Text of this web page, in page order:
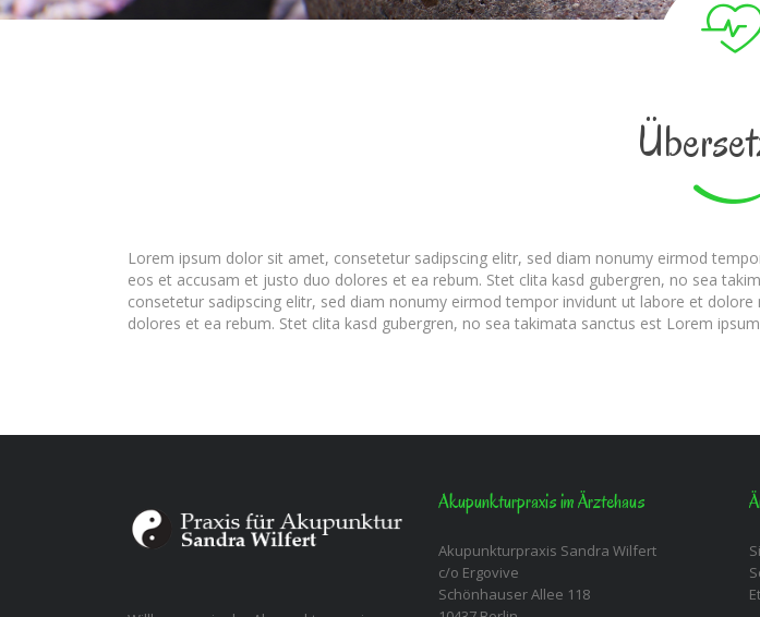
Lorem ipsum dolor sit amet, consetetur sadipscing elitr, sed diam nonumy eirmod
eos et accusam et justo duo dolores et ea rebum. Stet clita kasd gubergren, no sea
consetetur sadipscing elitr, sed diam nonumy eirmod tempor invidunt ut labore et
dolores et ea rebum. Stet clita kasd gubergren, no sea takimata sanctus est Lorem
Akupunkturpraxis im Ärztehaus
Akupunkturpraxis Sandra Wilfert
c/o Ergovive
Schönhauser Allee 118